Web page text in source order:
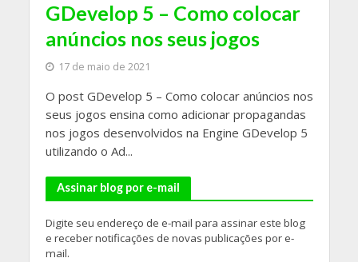
GDevelop 5 – Como colocar
anúncios nos seus jogos
17 de maio de 2021
O post GDevelop 5 – Como colocar anúncios nos
seus jogos ensina como adicionar propagandas
nos jogos desenvolvidos na Engine GDevelop 5
utilizando o Ad...
Assinar blog por e-mail
Digite seu endereço de e-mail para assinar este blog
e receber notificações de novas publicações por e-
mail.